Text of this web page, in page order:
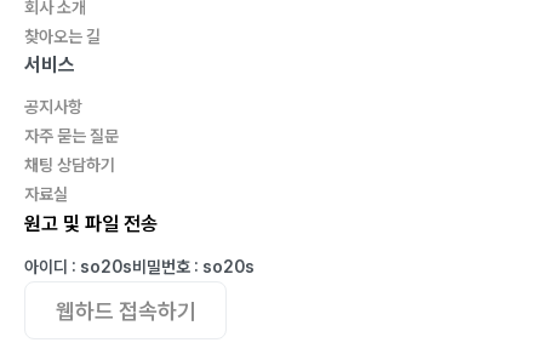
회사 소개
찾아오는 길
서비스
공지사항
자주 묻는 질문
채팅 상담하기
자료실
원고 및 파일 전송
아이디 : so20s비밀번호 : so20s
웹하드 접속하기